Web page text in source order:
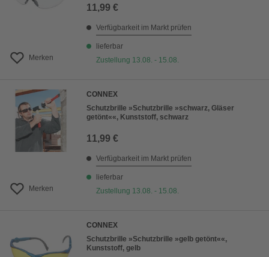
Merken
11,99 €
Verfügbarkeit im Markt prüfen
lieferbar
Zustellung 13.08. - 15.08.
Merken
CONNEX
Schutzbrille »Schutzbrille »schwarz, Gläser
getönt««, Kunststoff, schwarz
11,99 €
Verfügbarkeit im Markt prüfen
lieferbar
Zustellung 13.08. - 15.08.
CONNEX
Schutzbrille »Schutzbrille »gelb getönt««,
Kunststoff, gelb